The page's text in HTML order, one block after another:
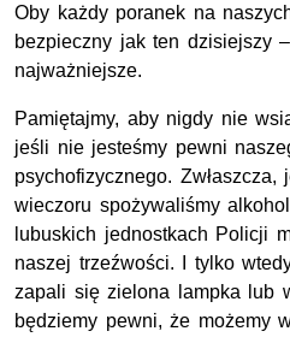
Oby każdy poranek na
bezpieczny jak ten dzisiejszy
najważniejsze.
Pamiętajmy, aby nigdy nie
jeśli nie jesteśmy pewni
psychofizycznego. Zwłaszcza,
wieczoru spożywaliśmy
lubuskich jednostkach Policji
naszej trzeźwości. I tylko
zapali się zielona lampka lub
będziemy pewni, że możemy